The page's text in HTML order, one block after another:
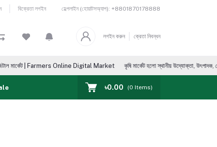
বিক্রেতা লগইন হেল্পলাইন (হোয়াটসঅ্যাপ): +8801870178888
লগইন করুন ক্রেতা নিবন্ধন
| Farmers Online Digital Market কৃষি মার্কেট হলো স্থানীয় উদ্যোক্তা, উৎপাদক, ভোক্তা,
৳0.00 (0 Items)